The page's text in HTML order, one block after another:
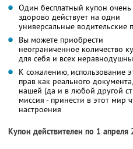
Один бесплатный купон очень
здорово действует на одни
универсальные водительские
Вы можете приобрести
неограниченное количество
для себя и всех
К сожалению, использование
прав как реального
нашей (да и в любой другой
миссия - принести в этот мир
настроения
Купон действителен по 1 апреля